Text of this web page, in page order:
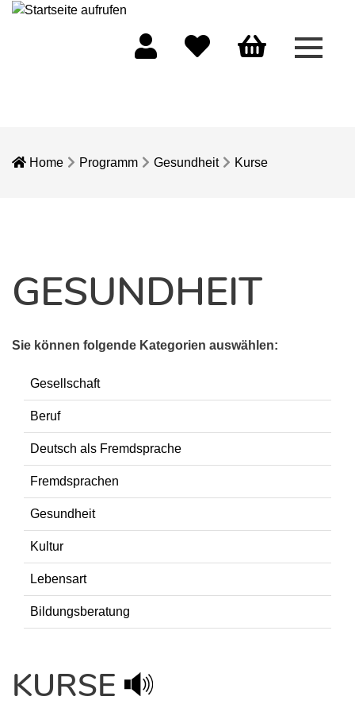
Menü
Home Programm Gesundheit Kurse
GESUNDHEIT
Sie können folgende Kategorien auswählen:
Gesellschaft
Beruf
Deutsch als Fremdsprache
Fremdsprachen
Gesundheit
Kultur
Lebensart
Bildungsberatung
KURSE